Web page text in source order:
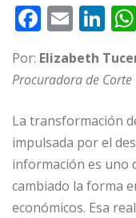
F
a
c
e
b
o
o
k
E
m
ai
l
Li
n
k
e
dI
n
Por: Elizabeth
Procuradora de Corte
La transformación
impulsada por el
información es uno
cambiado la forma
económicos. Esa